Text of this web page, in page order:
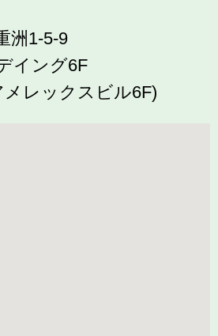
洲1-5-9
イング6F
メレックスビル6F)